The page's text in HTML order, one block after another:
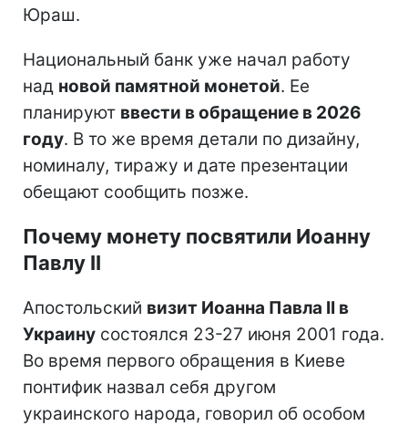
Юраш.
Национальный банк уже начал работу
над новой памятной монетой. Ее
планируют ввести в обращение в 2026
году. В то же время детали по дизайну,
номиналу, тиражу и дате презентации
обещают сообщить позже.
Почему монету посвятили Иоанну
Павлу II
Апостольский визит Иоанна Павла II в
Украину состоялся 23-27 июня 2001 года.
Во время первого обращения в Киеве
понтифик назвал себя другом
украинского народа, говорил об особом